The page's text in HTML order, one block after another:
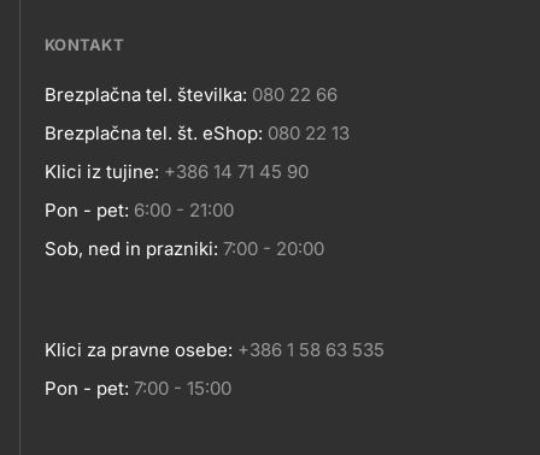
KONTAKT
Kontakt
Brezplačna tel. številka: 080 22 66
Brezplačna tel. št. eShop: 080 22 13
Klici iz tujine: +386 14 71 45 90
Pon - pet: 6:00 - 21:00
Sob, ned in prazniki: 7:00 - 20:00
Klici za pravne osebe: +386 1 58 63 535
Pon - pet: 7:00 - 15:00